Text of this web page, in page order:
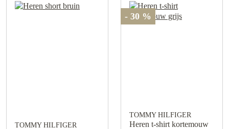
TOMMY HILFIGER
- 30 %
TOMMY HILFIGER
Heren t-shirt kortemouw